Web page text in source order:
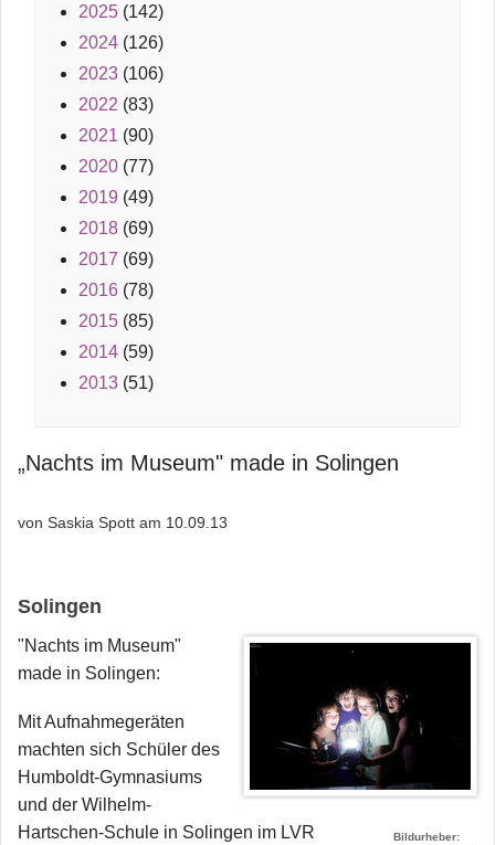
2025 (142)
2024 (126)
2023 (106)
2022 (83)
2021 (90)
2020 (77)
2019 (49)
2018 (69)
2017 (69)
2016 (78)
2015 (85)
2014 (59)
2013 (51)
„Nachts im Museum" made in Solingen
von Saskia Spott am 10.09.13
Solingen
Bildurheber
"Nachts im Museum"
made in Solingen:
Mit Aufnahmegeräten
machten sich Schüler des
Humboldt-Gymnasiums
und der Wilhelm-
Hartschen-Schule in Solingen im LVR